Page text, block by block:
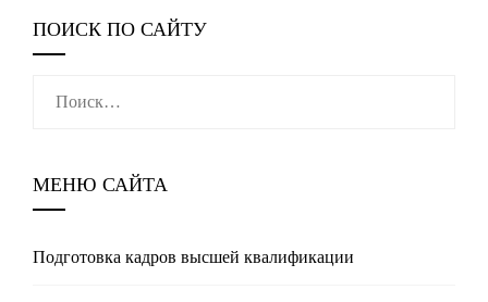
ПОИСК ПО САЙТУ
МЕНЮ САЙТА
Подготовка кадров высшей квалификации